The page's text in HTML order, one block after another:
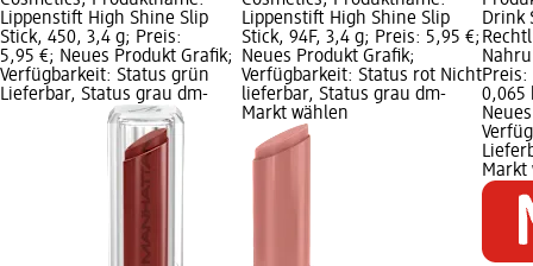
Lippenstift High Shine Slip
Stick, 450, 3,4 g; Preis:
5,95 €; Neues Produkt Grafik;
Verfügbarkeit: Status grün
Lieferbar, Status grau dm-
Lippenstift High Shine Slip
Stick, 94F, 3,4 g; Preis: 5,95 €;
Neues Produkt Grafik;
Verfügbarkeit: Status rot Nicht
lieferbar, Status grau dm-
Markt wählen
Drink
Preis:
0,065
Markt